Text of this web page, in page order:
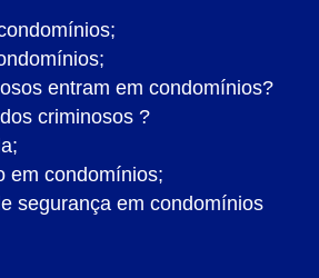
entram em condomínios?
criminosos ?
em condomínios;
segurança em condomínios